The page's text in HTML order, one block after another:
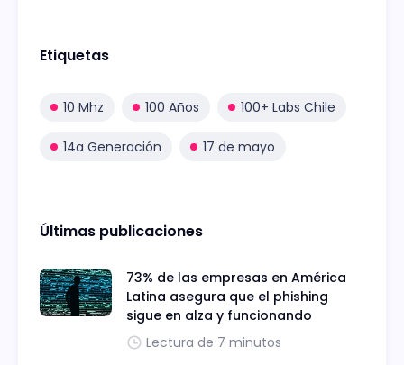
Etiquetas
10 Mhz 100 Años 100+ Labs Chile
14a Generación 17 de mayo
Últimas publicaciones
73% de las empresas en América
Latina asegura que el phishing
sigue en alza y funcionando
Lectura de 7 minutos